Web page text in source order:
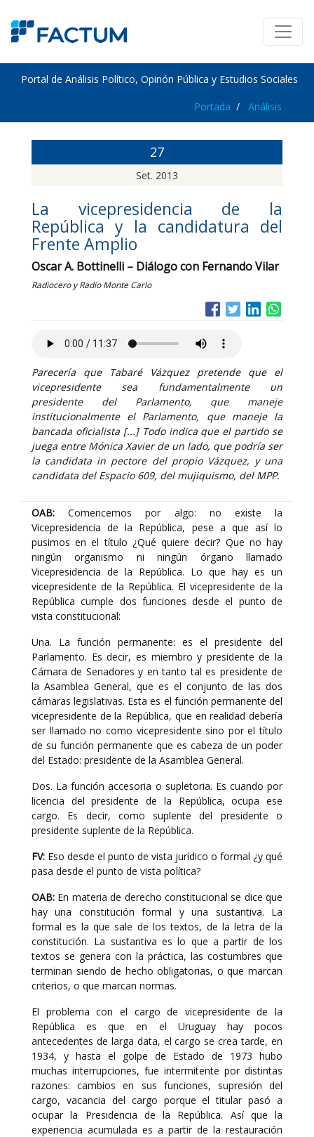
Portal de Análisis Político, Opinón Pública y Estudios Sociales
Portada Análisis
27
Set. 2013
La vicepresidencia de la
República y la candidatura del
Frente Amplio
Oscar A. Bottinelli – Diálogo con Fernando Vilar
Radiocero y Radio Monte Carlo
Parecería que Tabaré Vázquez pretende que el
vicepresidente sea fundamentalmente un
presidente del Parlamento, que maneje
institucionalmente el Parlamento, que maneje la
bancada oficialista [...] Todo indica que el partido se
juega entre Mónica Xavier de un lado, que podría ser
la candidata in pectore del propio Vázquez, y una
candidata del Espacio 609, del mujiquismo, del MPP.
OAB: Comencemos por algo: no existe la
Vicepresidencia de la República, pese a que así lo
pusimos en el título ¿Qué quiere decir? Que no hay
ningún organismo ni ningún órgano llamado
Vicepresidencia de la República. Lo que hay es un
vicepresidente de la República. El vicepresidente de la
República cumple dos funciones desde el punto de
vista constitucional:
Una. La función permanente: es el presidente del
Parlamento. Es decir, es miembro y presidente de la
Cámara de Senadores y en tanto tal es presidente de
la Asamblea General, que es el conjunto de las dos
cámaras legislativas. Esta es el función permanente del
vicepresidente de la República, que en realidad debería
ser llamado no como vicepresidente sino por el título
de su función permanente que es cabeza de un poder
del Estado: presidente de la Asamblea General.
Dos. La función accesoria o supletoria. Es cuando por
licencia del presidente de la República, ocupa ese
cargo. Es decir, como suplente del presidente o
presidente suplente de la República.
FV: Eso desde el punto de vista jurídico o formal ¿y qué
pasa desde el punto de vista política?
OAB: En materia de derecho constitucional se dice que
hay una constitución formal y una sustantiva. La
formal es la que sale de los textos, de la letra de la
constitución. La sustantiva es lo que a partir de los
textos se genera con la práctica, las costumbres que
terminan siendo de hecho obligatorias, o que marcan
criterios, o que marcan normas.
El problema con el cargo de vicepresidente de la
República es que en el Uruguay hay pocos
antecedentes de larga data, el cargo se crea tarde, en
1934, y hasta el golpe de Estado de 1973 hubo
muchas interrupciones, fue intermitente por distintas
razones: cambios en sus funciones, supresión del
cargo, vacancia del cargo porque el titular pasó a
ocupar la Presidencia de la República. Así que la
experiencia acumulada es a partir de la restauración